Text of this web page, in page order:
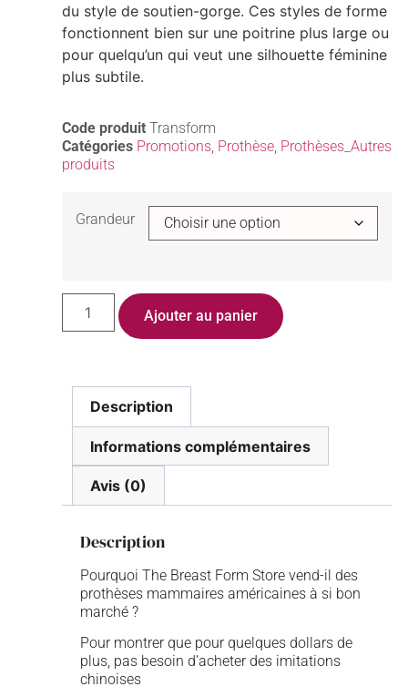
du style de soutien-gorge. Ces styles de forme
fonctionnent bien sur une poitrine plus large ou
pour quelqu’un qui veut une silhouette féminine
plus subtile.
Code produit Transform
Catégories Promotions, Prothèse, Prothèses_Autres
produits
Grandeur
Ajouter au panier
Description
Informations complémentaires
Avis (0)
Description
Pourquoi The Breast Form Store vend-il des
prothèses mammaires américaines à si bon
marché ?
Pour montrer que pour quelques dollars de
plus, pas besoin d’acheter des imitations
chinoises